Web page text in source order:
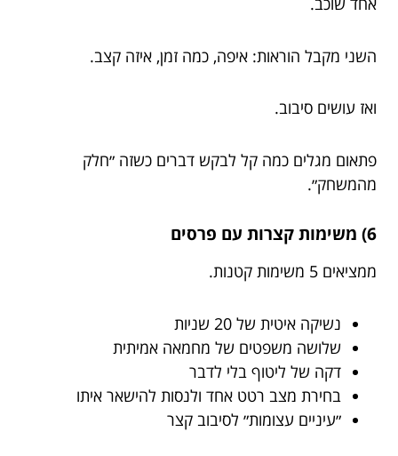
השני מקבל הוראות: איפה, כמה זמן, איזה קצב.
ואז עושים סיבוב.
פתאום מגלים כמה קל לבקש דברים כשזה ״חלק
מהמשחק״.
6) משימות קצרות עם פרסים
ממציאים 5 משימות קטנות.
נשיקה איטית של 20 שניות
שלושה משפטים של מחמאה אמיתית
דקה של ליטוף בלי לדבר
בחירת מצב רטט אחד ולנסות להישאר איתו
״עיניים עצומות״ לסיבוב קצר